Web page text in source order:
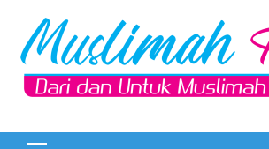
content